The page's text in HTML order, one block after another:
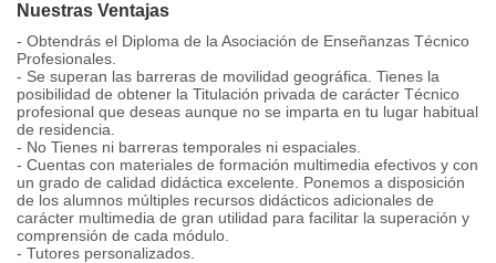
Nuestras Ventajas
- Obtendrás el Diploma de la Asociación de Enseñanzas Técnico
Profesionales.
- Se superan las barreras de movilidad geográfica. Tienes la
posibilidad de obtener la Titulación privada de carácter Técnico
profesional que deseas aunque no se imparta en tu lugar habitual
de residencia.
- No Tienes ni barreras temporales ni espaciales.
- Cuentas con materiales de formación multimedia efectivos y con
un grado de calidad didáctica excelente. Ponemos a disposición
de los alumnos múltiples recursos didácticos adicionales de
carácter multimedia de gran utilidad para facilitar la superación y
comprensión de cada módulo.
- Tutores personalizados.